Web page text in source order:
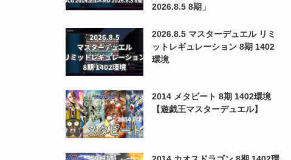
2026.8.5 8期」
2026.8.5 マスターデュエル リミ
ットレギュレーション 8期 1402
環境
2014 メタビート 8期 1402環境
【遊戯王マスターデュエル】